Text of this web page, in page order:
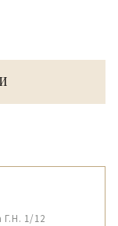
Г.Н. 1/12